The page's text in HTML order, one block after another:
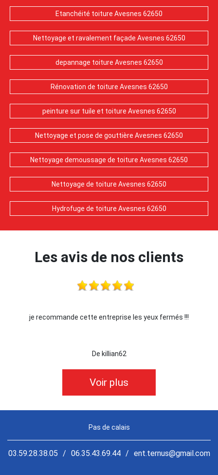
Etanchéité toiture Avesnes 62650
Nettoyage et ravalement façade Avesnes 62650
depannage toiture Avesnes 62650
Rénovation de toiture Avesnes 62650
peinture sur tuile et toiture Avesnes 62650
Nettoyage et pose de gouttière Avesnes 62650
Nettoyage demoussage de toiture Avesnes 62650
Nettoyage de toiture Avesnes 62650
Hydrofuge de toiture Avesnes 62650
Les avis de nos clients
fermés !!! Je recommande !!
De Ornella
Voir plus
Pas de calais
03.59.28.38.05 / 06.35.43.69.44 / ent.ternus@gmail.com